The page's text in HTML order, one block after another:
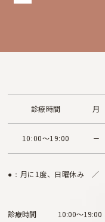
診療時間 月
10:00～19:00 －
●： 月に1度、日曜休み ／
診療時間
10:00～19:00